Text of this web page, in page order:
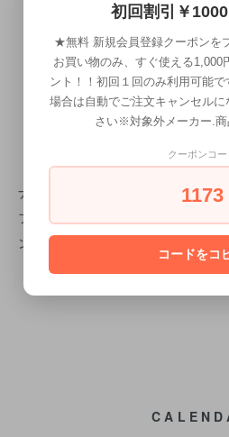
［キャロット］HQヘナに染料配合。
［キャラメル］琥珀に染料配合。
［チョコレート］紫紺に染料配合。
［カカオ］インディゴに染料配合。
【成分】
ナンバンアイ葉、ヘンナ、２－アミ
フェノール、アンマロク果実、アカ
ンニエラ葉、ビャクダン木、センチ
初回割引￥
★無料 新規会員登録クーポンを
お買い物のみ、すぐ使える1,000
ント！！初回１回のみ利用可能
場合は自動でご注文キャンセル
さい※対象外メーカー.
クーポンコー
1173
コードをコ